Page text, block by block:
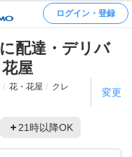
ログイン・登録
配達・デリバ
屋
花・花屋
クレ
変更
21時以降OK